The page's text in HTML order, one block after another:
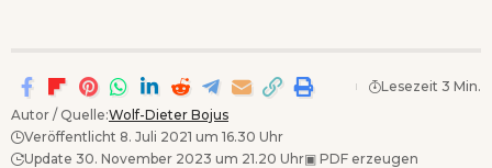
Autor / Quelle:Wolf-Dieter Bojus
Veröffentlicht 8. Juli 2021 um 16.30 Uhr
Update 30. November 2023 um 21.20 Uhr▣ PDF erzeugen
Lesezeit 3 Min.